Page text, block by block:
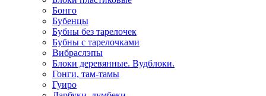
Бонго
Бубенцы
Бубны без тарелочек
Бубны с тарелочками
Вибраслэпы
Блоки деревянные. Вудблоки.
Гонги, там-тамы
Гуиро